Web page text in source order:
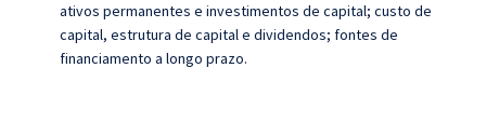
ativos permanentes e investimentos de capital; custo de
capital, estrutura de capital e dividendos; fontes de
financiamento a longo prazo.